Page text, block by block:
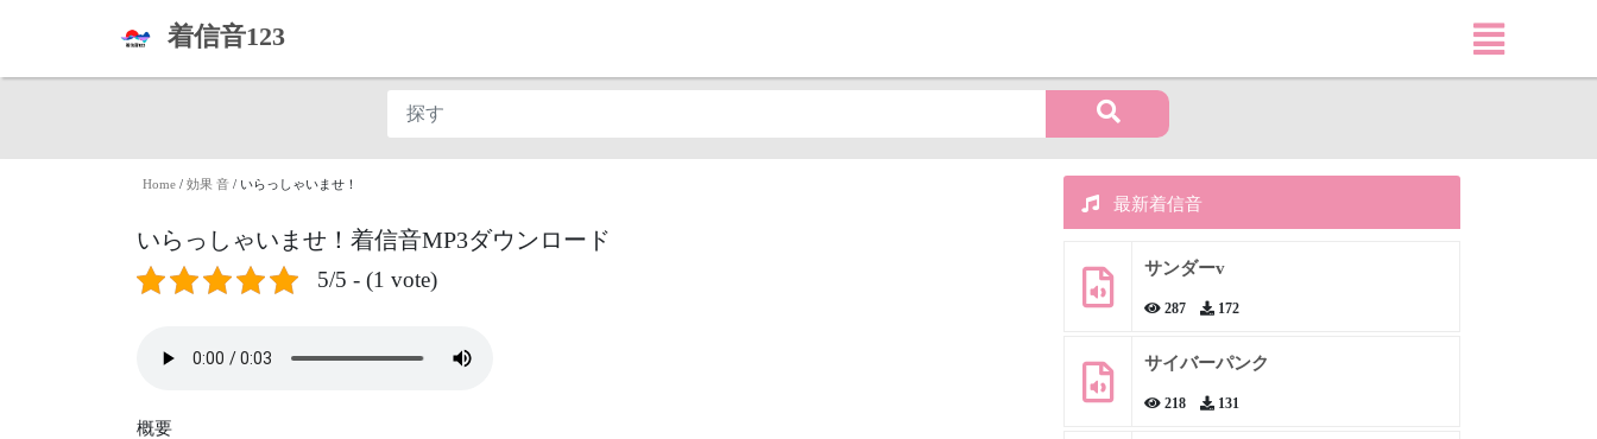
着信音123
Home / 効果 音 / いらっしゃいませ！
いらっしゃいませ！着信音MP3ダウンロード
5/5 - (1 vote)
概要
最新着信音
サンダーv
287 172
サイバーパンク
218 131